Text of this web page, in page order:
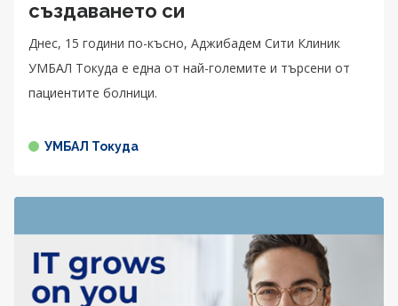
създаването си
Днес, 15 години по-късно, Аджибадем Сити Клиник
УМБАЛ Токуда е една от най-големите и търсени от
пациентите болници.
УМБАЛ Токуда